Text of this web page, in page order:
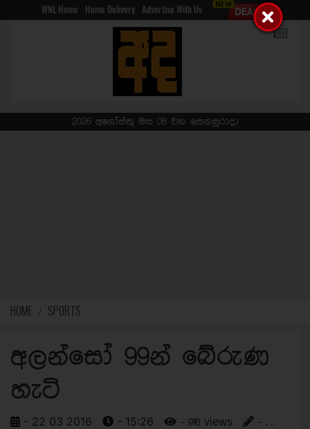
WNL Home Home Delivery Advertise With Us
2026 අගෝස්තු මස 08 වන සෙනසුරාදා
HOME SPORTS
අලන්සෝ 99න් බේරුණ
හැටි
- 22 03 2016 - 15:26 - 916 views - . .